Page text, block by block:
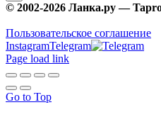
© 2002-2026 Ланка.ру —
Пользовательское соглашение
InstagramTelegram
Page load link
Go to Top